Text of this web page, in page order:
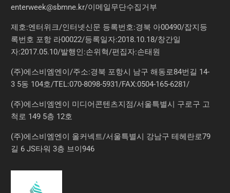
enterweek@sbmne.kr/이메일무단수집거부
제호:엔터위크/인터넷신문 등록번호:경북 아00490/잡지등
록번호 포항 라00022/등록일자:2018.10.18/창간일
자:2017.05.10/발행인:손위혁/편집자:손태원
(주)에스비엠엔이/주소:경북 포항시 남구 해동로84번길 14-
3 5동 104호/TEL:070-8098-5931/FAX:0504-165-6281/
(주)에스비엠엔이 미디어콘텐츠지점/서울특별시 구로구 고
척로 149 5층 12호
(주)에스비엠엔이 올커넥트/서울특별시 강남구 테헤란로79
길 6 JS타워 3층 브이946